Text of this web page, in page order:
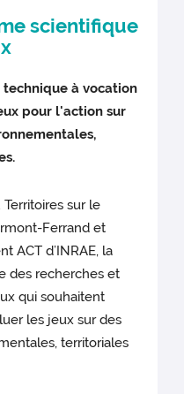
scientifique
à vocation
pour l'action sur
Territoires sur le
Ferrand et
ACT d’INRAE, la
des recherches et
qui souhaitent
les jeux sur des
territoriales